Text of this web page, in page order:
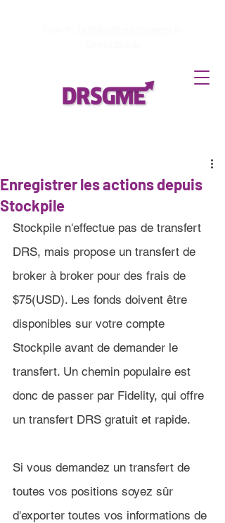
Enregistrer les actions depuis
Stockpile
Stockpile n'effectue pas de transfert
DRS, mais propose un transfert de
broker à broker pour des frais de
$75(USD). Les fonds doivent être
disponibles sur votre compte
Stockpile avant de demander le
transfert. Un chemin populaire est
donc de passer par Fidelity, qui offre
un transfert DRS gratuit et rapide.
Si vous demandez un transfert de
toutes vos positions soyez sûr
d'exporter toutes vos informations de